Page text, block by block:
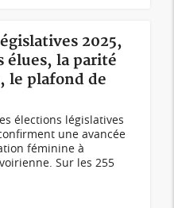
2025,
élues, la parité
le plafond de
élections législatives
une avancée
féminine à
Sur les 255